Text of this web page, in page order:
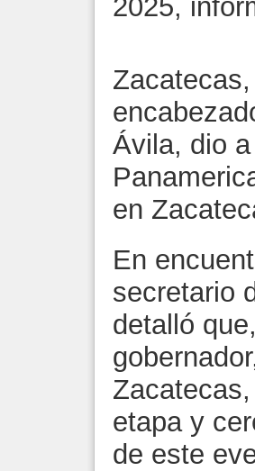
2025,
Ávila, dio
en
En
secretario
detalló
etapa y
de este